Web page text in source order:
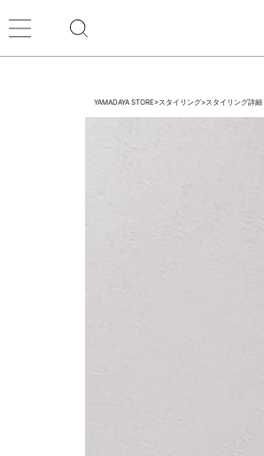
YAMADAYA STORE>スタイリング>スタイリング詳細